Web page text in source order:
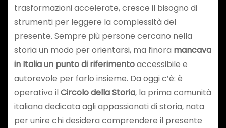
trasformazioni accelerate, cresce il bisogno di
strumenti per leggere la complessità del
presente. Sempre più persone cercano nella
storia un modo per orientarsi, ma finora mancava
in Italia un punto di riferimentoaccessibile e
autorevole per farlo insieme. Da oggi c’è: è
operativo ilCircolo della Storia, la prima comunità
italiana dedicata agli appassionati di storia, nata
per unire chi desidera comprendere il presente